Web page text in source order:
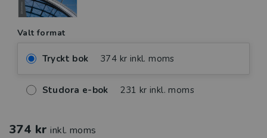
Valt format
Tryckt bok 374 kr inkl. moms
Studora e-bok 231 kr inkl. moms
374 kr inkl. moms